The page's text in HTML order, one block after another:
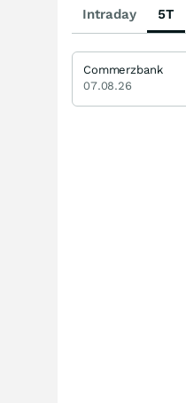
Intraday 5T
Commerzbank
07.08.26